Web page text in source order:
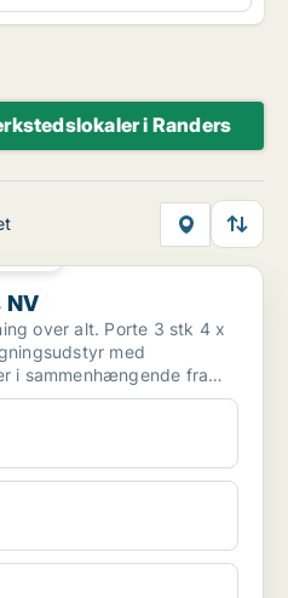
i Randers
NV
Porte 3 stk 4 x